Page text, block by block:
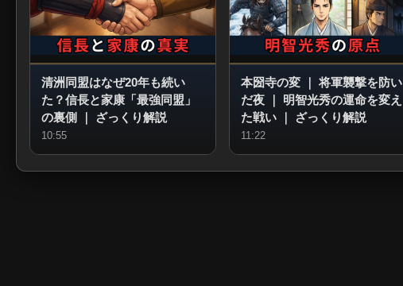
清洲同盟はなぜ20年も続い
た？信長と家康「最強同盟」
の裏側
｜ ざっくり解説
10:55
本圀寺の変 ｜将軍襲撃を防い
だ夜 ｜ 明智光秀の運命を変え
た戦い ｜ ざっくり解説
11:22